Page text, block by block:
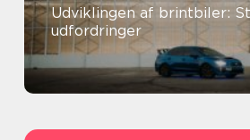
Udviklingen af brintbiler:
udfordringer